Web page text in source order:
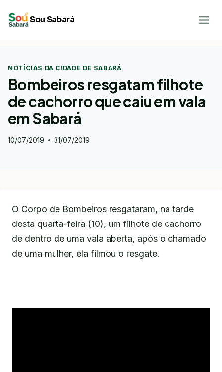
para
Sou Sabará
NOTÍCIAS DA CIDADE DE SABARÁ
Bombeiros resgatam filhote
de cachorro que caiu em vala
em Sabará
10/07/2019 31/07/2019
O Corpo de Bombeiros resgataram, na tarde
desta quarta-feira (10), um filhote de cachorro
de dentro de uma vala aberta, após o chamado
de uma mulher, ela filmou o resgate.